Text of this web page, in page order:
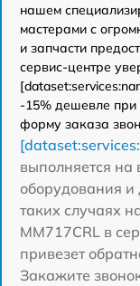
нашем
мастерами с
и запчасти
сервис-центре
-15% дешевле при
форму заказа
выполняется на
оборудования и
таких случаях
MM717CRL в
привезет
Закажите